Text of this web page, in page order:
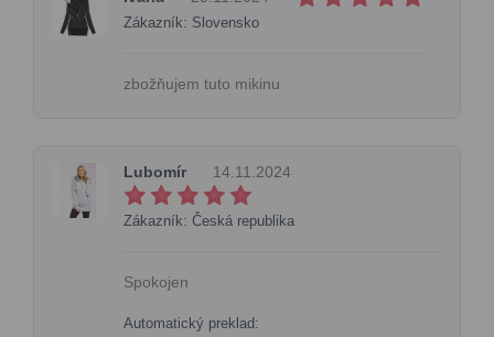
Zákazník: Slovensko
zbožňujem tuto mikinu
Lubomír 14.11.2024
Zákazník: Česká republika
Spokojen
Automatický preklad: